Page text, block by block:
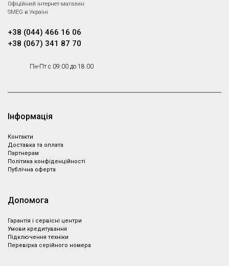
Офіційний інтернет-магазин
SMEG в Україні
+38 (044) 466 16 06
+38 (067) 341 87 70
Пн-Пт с 09:00 до 18:00
Інформація
Контакти
Доставка та оплата
Партнeрам
Політика конфіденційності
Публічна оферта
Допомога
Гарантія і сервісні центри
Умови кредитування
Підключення техніки
Перевірка серійного номера